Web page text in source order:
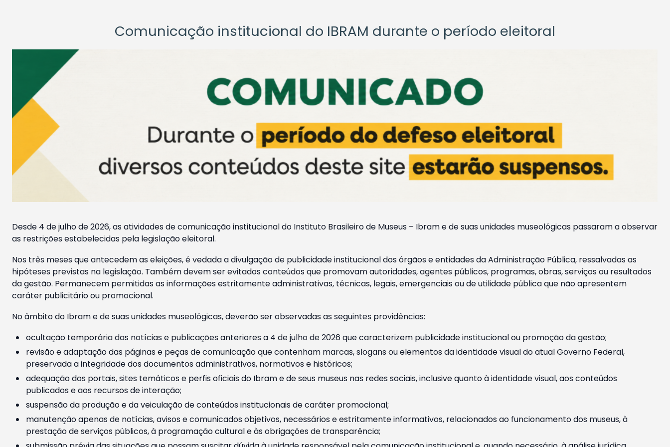
Comunicação institucional do IBRAM durante o período eleitoral
Desde 4 de julho de 2026, as atividades de comunicação institucional do Instituto Brasileiro de Museus – Ibram e de suas unidades museológicas passaram a observar
as restrições estabelecidas pela legislação eleitoral.
Nos três meses que antecedem as eleições, é vedada a divulgação de publicidade institucional dos órgãos e entidades da Administração Pública, ressalvadas as
hipóteses previstas na legislação. Também devem ser evitados conteúdos que promovam autoridades, agentes públicos, programas, obras, serviços ou resultados
da gestão. Permanecem permitidas as informações estritamente administrativas, técnicas, legais, emergenciais ou de utilidade pública que não apresentem
caráter publicitário ou promocional.
No âmbito do Ibram e de suas unidades museológicas, deverão ser observadas as seguintes providências:
ocultação temporária das notícias e publicações anteriores a 4 de julho de 2026 que caracterizem publicidade institucional ou promoção da gestão;
revisão e adaptação das páginas e peças de comunicação que contenham marcas, slogans ou elementos da identidade visual do atual Governo Federal,
preservada a integridade dos documentos administrativos, normativos e históricos;
adequação dos portais, sites temáticos e perfis oficiais do Ibram e de seus museus nas redes sociais, inclusive quanto à identidade visual, aos conteúdos
publicados e aos recursos de interação;
suspensão da produção e da veiculação de conteúdos institucionais de caráter promocional;
manutenção apenas de notícias, avisos e comunicados objetivos, necessários e estritamente informativos, relacionados ao funcionamento dos museus, à
prestação de serviços públicos, à programação cultural e às obrigações de transparência;